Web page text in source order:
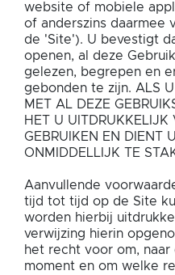
website of mobiele
of anderszins daarmee
de 'Site'). U bevestigt
openen, al deze
gelezen, begrepen en
gebonden te zijn. ALS
MET AL DEZE
HET U UITDRUKKELIJK
GEBRUIKEN EN DIENT
ONMIDDELLIJK TE
Aanvullende
tijd tot tijd op de Site
worden hierbij
verwijzing hierin
het recht voor om,
moment en om welke